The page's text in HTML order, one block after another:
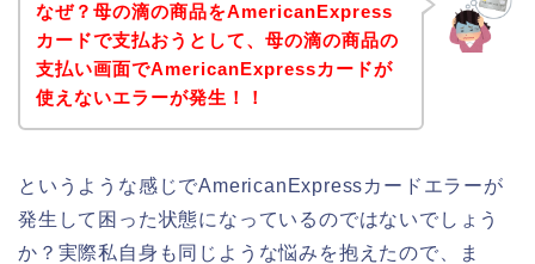
なぜ？母の滴の商品をAmericanExpress
カードで支払おうとして、母の滴の商品の
支払い画面でAmericanExpressカードが
使えないエラーが発生！！
というような感じでAmericanExpressカードエラーが
発生して困った状態になっているのではないでしょう
か？実際私自身も同じような悩みを抱えたので、ま